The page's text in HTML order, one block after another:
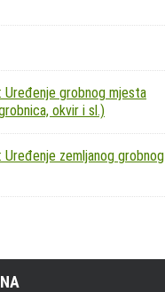
Uređenje grobnog mjesta
okvir i sl.)
Uređenje zemljanog grobnog